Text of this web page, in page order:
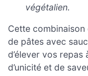
végétalien.
Cette
de pâtes avec
d’élever vos
d’unicité et de